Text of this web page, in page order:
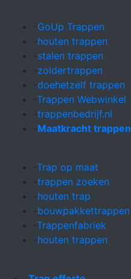
GoUp Trappen
houten trappen
stalen trappen
zoldertrappen
doehetzelf trappen
Trappen Webwinkel
trappenbedrijf.nl
Maatkracht trappen
Trap op maat
trappen zoeken
houten trap
bouwpakkettrappen
Trappenfabriek
houten trappen